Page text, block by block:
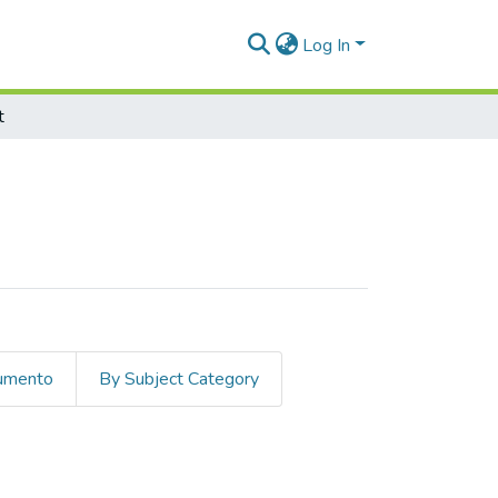
Log In
By Subject Category
and Paleontological